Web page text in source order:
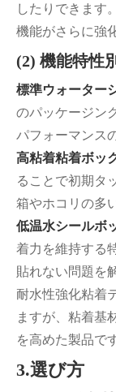
したりできます
機能がさらに強
(2) 機能特性
標準ウォーター
のパッケージン
パフォーマンス
高粘着粘着ボッ
ることで初期タ
箱やホコリの多
低温水シールボ
着力を維持する
貼れない問題を
耐水性強化粘着
ますが、粘着基
を高めた製品で
3.選び方